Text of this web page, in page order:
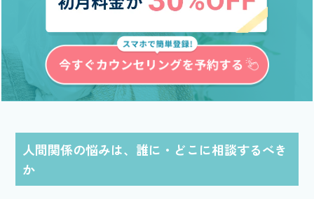
人間関係の悩みは、誰に・どこに相談するべき
か